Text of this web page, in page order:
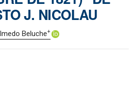
J. NICOLAU
Beluche+